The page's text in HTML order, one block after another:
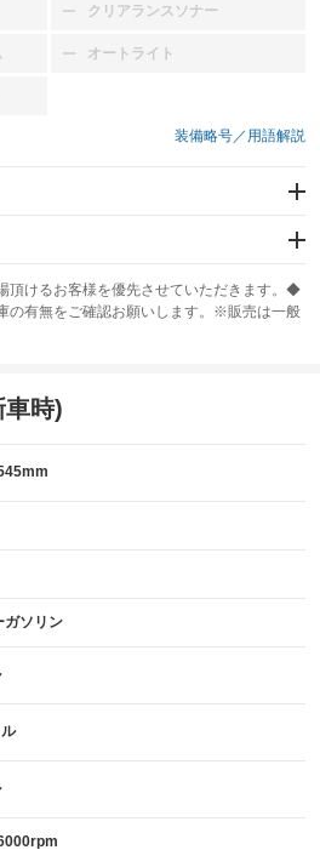
クリアランスソナー
：装備なし
オートライト
：装備なし
装備略号／用語解説
イド
ABS
頂けるお客様を優先させていただきます。◆
の有無をご確認お願いします。※販売は一般
車時)
ガソリン